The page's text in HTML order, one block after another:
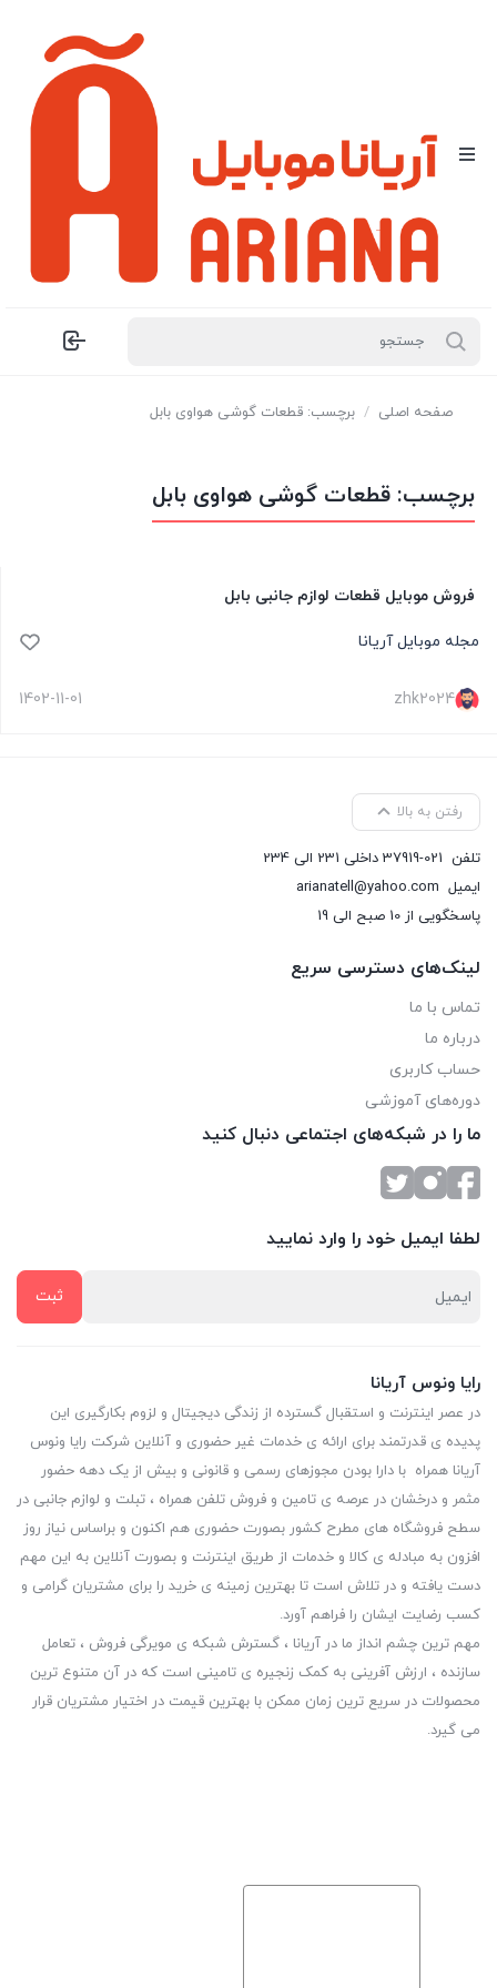
صفحه اصلی / برچسب: قطعات گوشی هواوی بابل
برچسب: قطعات گوشی هواوی بابل
فروش موبایل قطعات لوازم جانبی بابل
مجله موبایل آریانا
zhk2024
1402-11-01
رفتن به بالا
تلفن 37919-021 داخلی 231 الی 234
ایمیل arianatell@yahoo.com
پاسخگویی از 10 صبح الی 19
لینک‌های دسترسی سریع
تماس با ما
درباره ما
حساب کاربری
دوره‌های آموزشی
ما را در شبکه‌های اجتماعی دنبال کنید
لطفا ایمیل خود را وارد نمایید
رایا ونوس آریانا
در عصر اینترنت و استقبال گسترده از زندگی دیجیتال و لزوم بکارگیری این
پدیده ی قدرتمند برای ارائه ی خدمات غیر حضوری و آنلاین شرکت رایا ونوس
آریانا همراه با دارا بودن مجوزهای رسمی و قانونی و بیش از یک دهه حضور
مثمر و درخشان در عرصه ی تامین و فروش تلفن همراه ، تبلت و لوازم جانبی در
سطح فروشگاه های مطرح کشور بصورت حضوری هم اکنون و براساس نیاز روز
افزون به مبادله ی کالا و خدمات از طریق اینترنت و بصورت آنلاین به این مهم
دست یافته و در تلاش است تا بهترین زمینه ی خرید را برای مشتریان گرامی و
کسب رضایت ایشان را فراهم آورد.
مهم ترین چشم انداز ما در آریانا ، گسترش شبکه ی مویرگی فروش ، تعامل
سازنده ، ارزش آفرینی به کمک زنجیره ی تامینی است که در آن متنوع ترین
محصولات در سریع ترین زمان ممکن با بهترین قیمت در اختیار مشتریان قرار
می گیرد.